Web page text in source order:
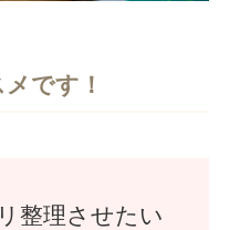
です！
整理させたい